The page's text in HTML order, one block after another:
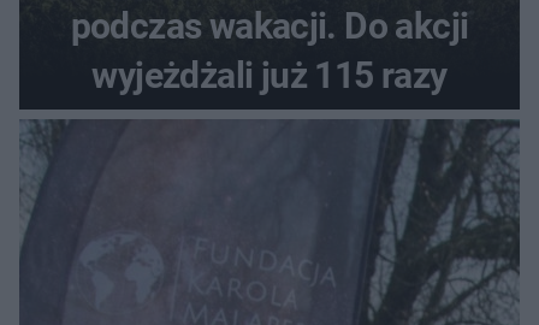
podczas wakacji. Do akcji
wyjeżdżali już 115 razy